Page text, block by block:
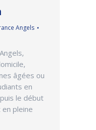
Angels
âgées ou
en
le début
pleine